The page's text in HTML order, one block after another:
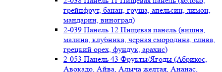
грейпфрут, банан, груша, апельсин, лимон,
мандарин, виноград)
2-039 Панель 12 Пищевая панель (вишня,
малина, клубника, черная смородина, слива,
грецкий орех, фундук, арахис)
2-053 Панель 43 Фрукты/Ягоды (Абрикос,
Авокадо, Айва, Алыча желтая, Ананас,